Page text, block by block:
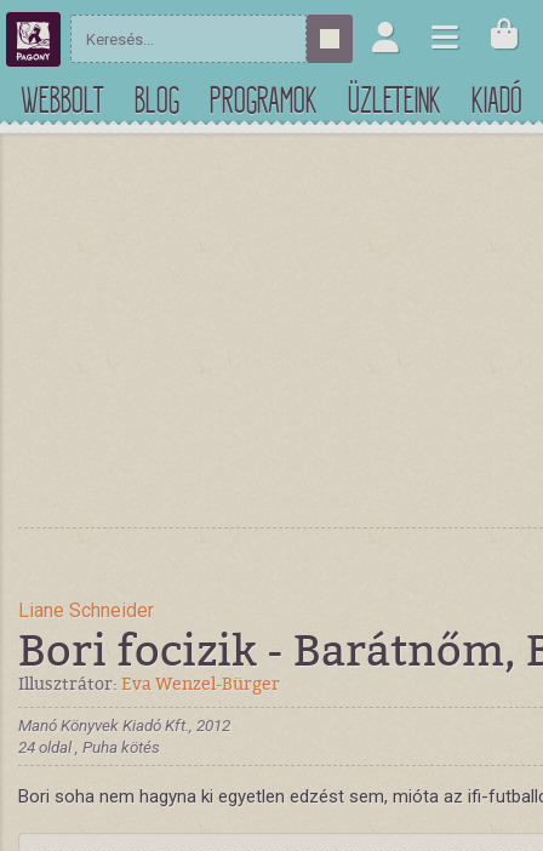
WEBBOLT BLOG PROGRAMOK ÜZLETEINK KIADÓ
Liane Schneider
Bori focizik - Barátnőm,
Illusztrátor: Eva Wenzel-Bürger
Manó Könyvek Kiadó Kft., 2012
24 oldal , Puha kötés
Bori soha nem hagyna ki egyetlen edzést sem, mióta az ifi-